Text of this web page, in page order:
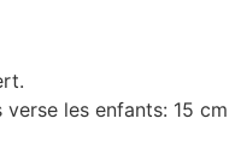
les enfants: 15 cm